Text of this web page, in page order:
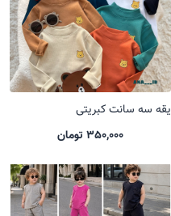
یقه سه سانت کبریتی
350,000 تومان